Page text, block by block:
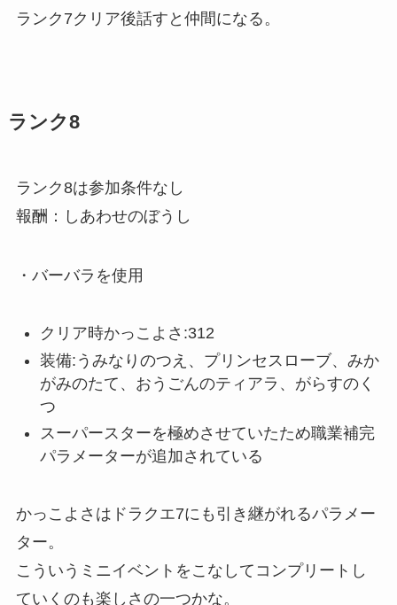
ランク7クリア後話すと仲間になる。
ランク8
ランク8は参加条件なし
報酬：しあわせのぼうし
・バーバラを使用
クリア時かっこよさ:312
装備:うみなりのつえ、プリンセスローブ、みか
がみのたて、おうごんのティアラ、がらすのく
つ
スーパースターを極めさせていたため職業補完
パラメーターが追加されている
かっこよさはドラクエ7にも引き継がれるパラメー
ター。
こういうミニイベントをこなしてコンプリートし
ていくのも楽しさの一つかな。